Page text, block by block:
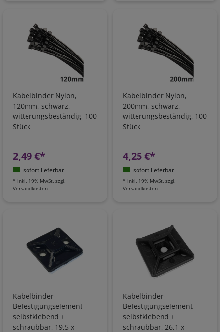
Kabelbinder Nylon,
120mm, schwarz,
witterungsbeständig, 100
Stück
2,49 €*
sofort lieferbar
* inkl. 19% MwSt. zzgl.
Versandkosten
Kabelbinder Nylon,
200mm, schwarz,
witterungsbeständig, 100
Stück
4,25 €*
sofort lieferbar
* inkl. 19% MwSt. zzgl.
Versandkosten
Kabelbinder-
Befestigungselement
selbstklebend +
schraubbar, 19,5 x
Kabelbinder-
Befestigungselement
selbstklebend +
schraubbar, 26,1 x